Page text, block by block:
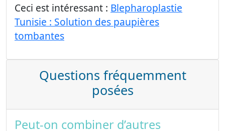
Ceci est intéressant : Blepharoplastie
Tunisie : Solution des paupières
tombantes
Questions fréquemment
posées
Peut-on combiner d’autres